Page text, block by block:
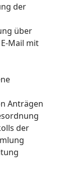
der
über
Mail mit
Anträgen
der